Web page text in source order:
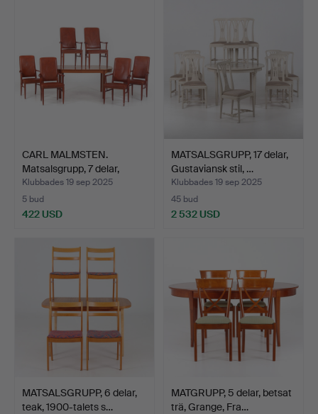
CARL MALMSTEN.
Matsalsgrupp, 7 delar,
Åhus…
Klubbades 19 sep 2025
5 bud
422 USD
MATSALSGRUPP, 17 delar,
Gustaviansk stil, …
Klubbades 19 sep 2025
45 bud
2 532 USD
MATSALSGRUPP, 6 delar,
teak, 1900-talets s…
MATGRUPP, 5 delar, betsat
trä, Grange, Fra…